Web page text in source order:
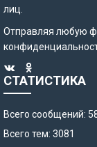
лиц.
Отправляя любую
СТАТИСТИКА
Всего сообщений:
Всего тем: 3081